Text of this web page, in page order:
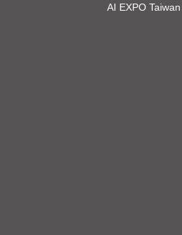
AI EXPO Taiwan